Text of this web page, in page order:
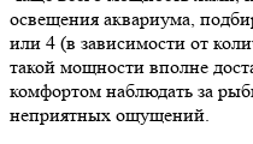
освещения аквариума,
или 4 (в зависимости от
такой мощности вполне
комфортом наблюдать за
неприятных ощущений.